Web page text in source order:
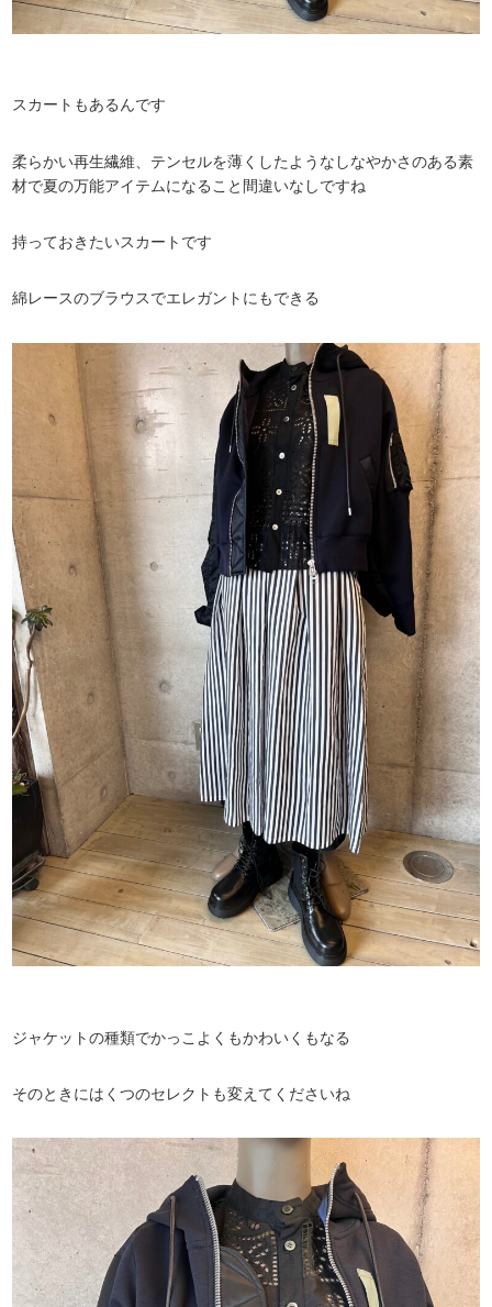
スカートもあるんです
柔らかい再生繊維、テンセルを薄くしたようなしなやかさのある素
材で夏の万能アイテムになること間違いなしですね
持っておきたいスカートです
綿レースのブラウスでエレガントにもできる
ジャケットの種類でかっこよくもかわいくもなる
そのときにはくつのセレクトも変えてくださいね